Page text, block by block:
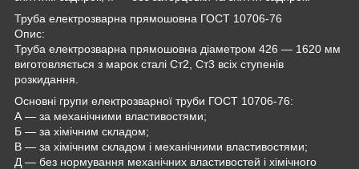
Труба електрозварна прямошовна ГОСТ 10706-76
Опис:
Труба електрозварна прямошовна діаметром 426 — 1620 мм
виготовляється з марок сталі Ст2, Ст3 всіх ступенів
розкидання.
Основні групи електрозварної труби ГОСТ 10706-76:
А — за механічними властивостями;
Б — за хімічним складом;
В — за хімічним складом і механічними властивостями;
Д — без нормування механічних властивостей і хімічного